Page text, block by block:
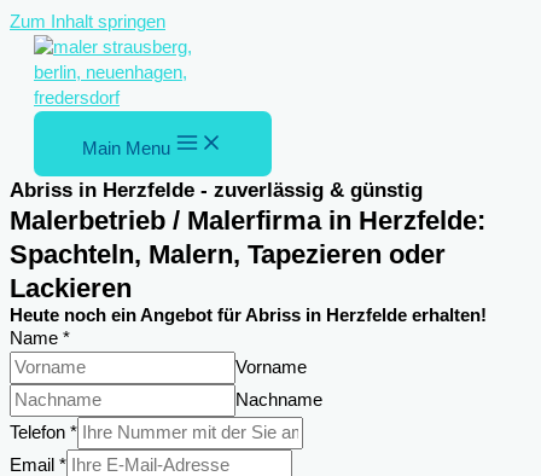
Zum Inhalt springen
Main Menu
Abriss in Herzfelde - zuverlässig & günstig
Malerbetrieb / Malerfirma in Herzfelde:
Spachteln, Malern, Tapezieren oder
Lackieren
Heute noch ein Angebot für Abriss in Herzfelde erhalten!
Name *
Vorname
Nachname
Telefon
Anschrift
Telefon *
Email *